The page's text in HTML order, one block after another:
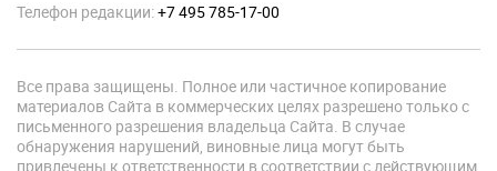
Телефон редакции:+7 495 785-17-00
Все права защищены. Полное или частичное копирование
материалов Сайта в коммерческих целях разрешено только с
письменного разрешения владельца Сайта. В случае
обнаружения нарушений, виновные лица могут быть
привлечены к ответственности в соответствии с действующим